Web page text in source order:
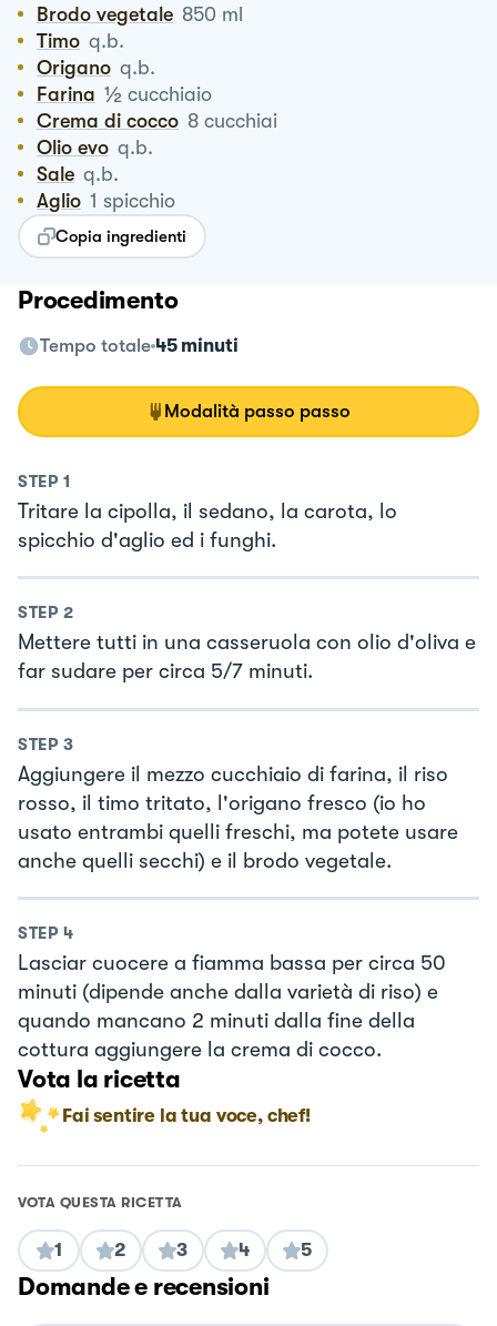
Brodo vegetale 850 ml
Timo q.b.
Origano q.b.
Farina ½ cucchiaio
Crema di cocco 8 cucchiai
Olio evo q.b.
Sale q.b.
Aglio 1 spicchio
Copia ingredienti
Procedimento
Tempo totale 45 minuti
Modalità passo passo
STEP 1
Tritare la cipolla, il sedano, la carota, lo
spicchio d'aglio ed i funghi.
STEP 2
Mettere tutti in una casseruola con olio d'oliva e
far sudare per circa 5/7 minuti.
STEP 3
Aggiungere il mezzo cucchiaio di farina, il riso
rosso, il timo tritato, l'origano fresco (io ho
usato entrambi quelli freschi, ma potete usare
anche quelli secchi) e il brodo vegetale.
STEP 4
Lasciar cuocere a fiamma bassa per circa 50
minuti (dipende anche dalla varietà di riso) e
quando mancano 2 minuti dalla fine della
cottura aggiungere la crema di cocco.
Vota la ricetta
Fai sentire la tua voce, chef!
VOTA QUESTA RICETTA
1 2 3 4 5
Domande e recensioni